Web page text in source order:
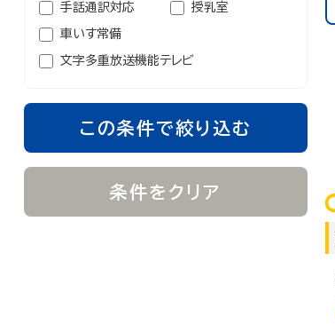
手話通訳対応 授乳室
車いす常備
文字多重放送機能テレビ
この条件で絞り込む
条件をクリア